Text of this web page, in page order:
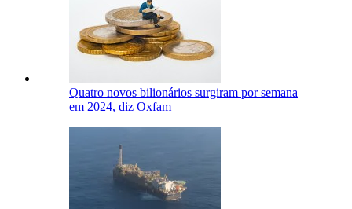
Quatro novos bilionários surgiram por semana
em 2024, diz Oxfam